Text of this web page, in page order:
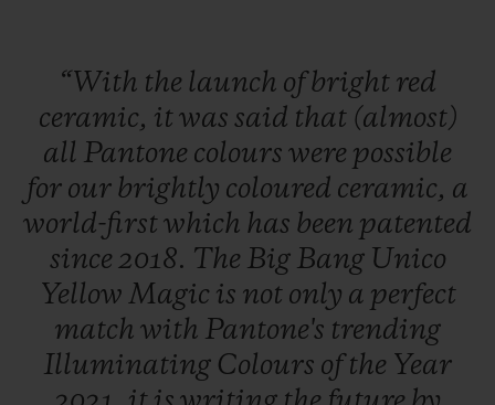
“With the launch ofbright red
ceramic, itwas said that (almost)
all Pantone colours were possible
for our brightly coloured ceramic, a
world-firstwhich has been patented
since 2018. The Big Bang Unico
Yellow Magic is not only a perfect
match with Pantone's trending
Illuminating Colours ofthe Year